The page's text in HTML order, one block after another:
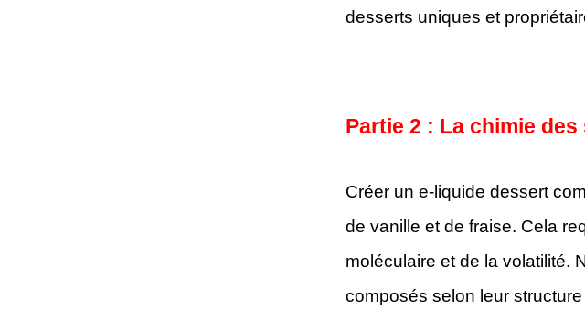
desserts uniques et
Partie 2 : La chimie
Créer un e-liquide dessert
de vanille et de fraise. Cela
moléculaire et de la volatilité.
composés selon leur